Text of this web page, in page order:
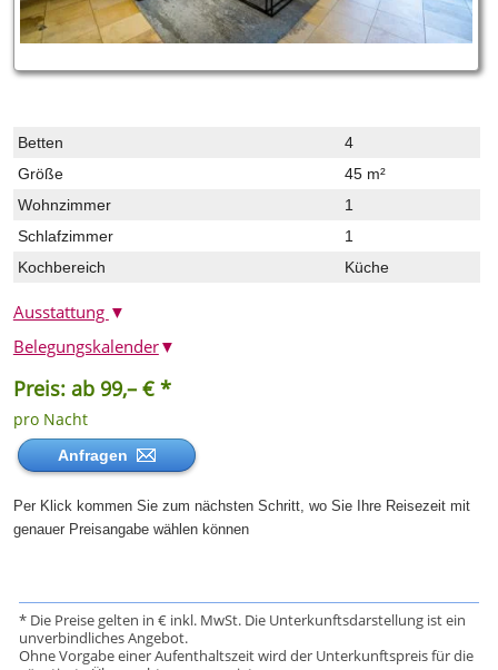
Betten
4
Größe
45 m²
Wohnzimmer
1
Schlafzimmer
1
Kochbereich
Küche
Ausstattung ▼
Preis: ab 99,– € *
pro Nacht
Anfragen
Per Klick kommen Sie zum nächsten Schritt, wo Sie Ihre Reisezeit mit
genauer Preisangabe wählen können
Belegungskalender▼
* Die Preise gelten in € inkl. MwSt. Die Unterkunftsdarstellung ist ein
unverbindliches Angebot.
Ohne Vorgabe einer Aufenthaltszeit wird der Unterkunftspreis für die